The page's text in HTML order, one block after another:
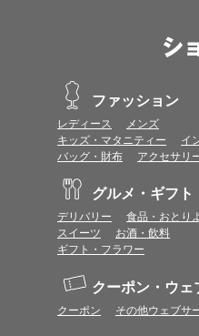
プレミアムポイントの付
200円のご利用につき1ポ
が異なる場合があります。
商品購入後、購入内容等
商品をキャンセル・返品
同一ショップで複数回ご
プレミアムポイントはワ
一部対象外となるサービス
ワールドプレゼントのお
に届く注文番号等の記載
各ショップのアプリ上で
トへ遷移する場合がござ
お気に入りショップについて
ファッション
レディース
メンズ
キッズ・マタニティー
イ
バッグ・財布
アクセサリ
グルメ・ギフト
デリバリー
食品・おとり
スイーツ
お酒・飲料
ギフト・フラワー
クーポン・ウェ
クーポン その他ウェブサ